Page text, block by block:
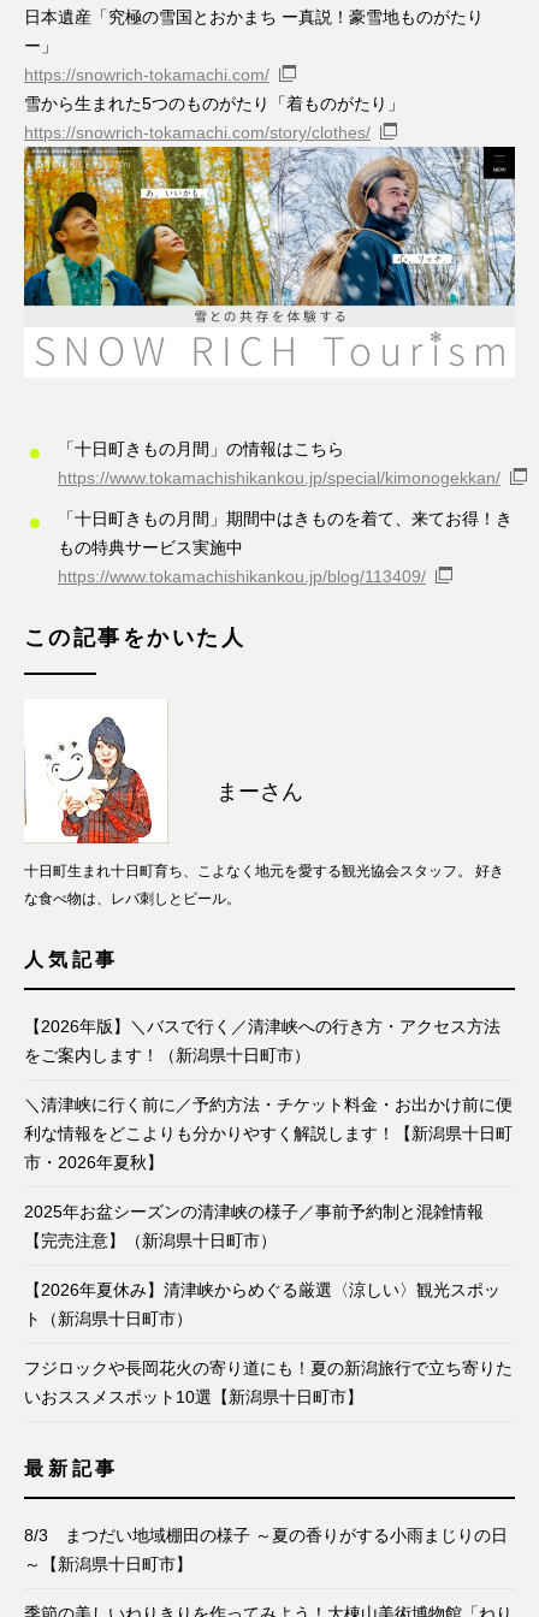
日本遺産「究極の雪国とおかまち ー真説！豪雪地ものがたり
ー」
https://snowrich-tokamachi.com/
雪から生まれた5つのものがたり「着ものがたり」
https://snowrich-tokamachi.com/story/clothes/
「十日町きもの月間」の情報はこちら
https://www.tokamachishikankou.jp/special/kimonogekkan/
「十日町きもの月間」期間中はきものを着て、来てお得！き
もの特典サービス実施中
https://www.tokamachishikankou.jp/blog/113409/
この記事をかいた人
まーさん
十日町生まれ十日町育ち、こよなく地元を愛する観光協会スタッフ。 好き
な食べ物は、レバ刺しとビール。
人気記事
【2026年版】＼バスで行く／清津峡への行き方・アクセス方法
をご案内します！（新潟県十日町市）
＼清津峡に行く前に／予約方法・チケット料金・お出かけ前に便
利な情報をどこよりも分かりやすく解説します！【新潟県十日町
市・2026年夏秋】
2025年お盆シーズンの清津峡の様子／事前予約制と混雑情報
【完売注意】（新潟県十日町市）
【2026年夏休み】清津峡からめぐる厳選〈涼しい〉観光スポッ
ト（新潟県十日町市）
フジロックや長岡花火の寄り道にも！夏の新潟旅行で立ち寄りた
いおススメスポット10選【新潟県十日町市】
最新記事
8/3 まつだい地域棚田の様子 ～夏の香りがする小雨まじりの日
～【新潟県十日町市】
季節の美しいねりきりを作ってみよう！大棟山美術博物館「ねり